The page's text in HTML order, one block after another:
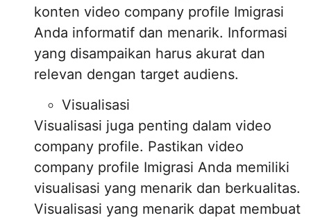
konten video company profile Imigrasi
Anda informatif dan menarik. Informasi
yang disampaikan harus akurat dan
relevan dengan target audiens.
Visualisasi
Visualisasi juga penting dalam video
company profile. Pastikan video
company profile Imigrasi Anda memiliki
visualisasi yang menarik dan berkualitas.
Visualisasi yang menarik dapat membuat